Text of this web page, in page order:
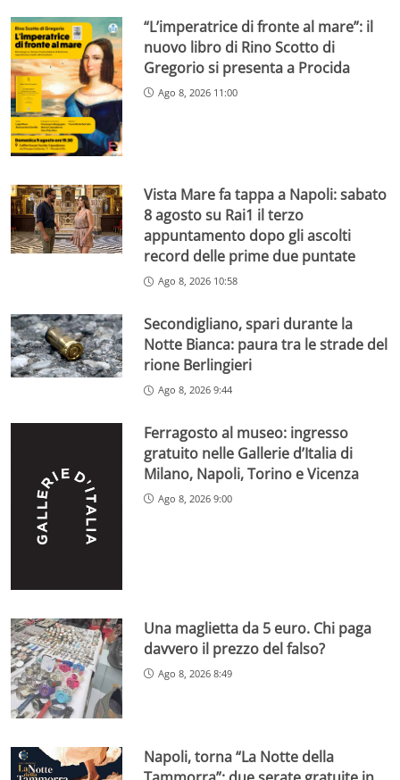
“L’imperatrice di fronte al mare”: il
nuovo libro di Rino Scotto di
Gregorio si presenta a Procida
Ago 8, 2026 11:00
Vista Mare fa tappa a Napoli: sabato
8 agosto su Rai1 il terzo
appuntamento dopo gli ascolti
record delle prime due puntate
Ago 8, 2026 10:58
Secondigliano, spari durante la
Notte Bianca: paura tra le strade del
rione Berlingieri
Ago 8, 2026 9:44
Ferragosto al museo: ingresso
gratuito nelle Gallerie d’Italia di
Milano, Napoli, Torino e Vicenza
Ago 8, 2026 9:00
Una maglietta da 5 euro. Chi paga
davvero il prezzo del falso?
Ago 8, 2026 8:49
Napoli, torna “La Notte della